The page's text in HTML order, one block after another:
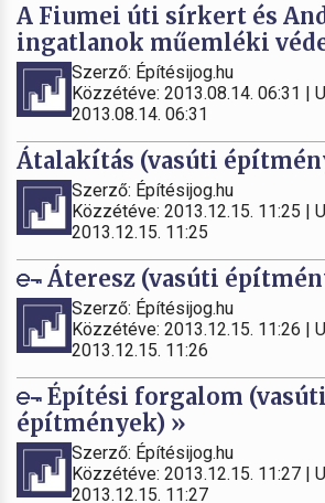
A Fiumei úti sírkert és
ingatlanok műemléki
Szerző: Építésijog.hu
Közzétéve: 2013.08.14. 06:31 |
2013.08.14. 06:31
Átalakítás (vasúti
Szerző: Építésijog.hu
Közzétéve: 2013.12.15. 11:25 |
2013.12.15. 11:25
Áteresz (vasúti
Szerző: Építésijog.hu
Közzétéve: 2013.12.15. 11:26 |
2013.12.15. 11:26
Építési forgalom (vasúti
építmények) »
Szerző: Építésijog.hu
Közzétéve: 2013.12.15. 11:27 |
2013.12.15. 11:27